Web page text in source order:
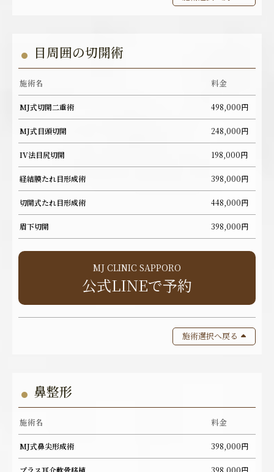
目周囲の切開術
施術名 料金
MJ式切開二重術 498,000円
MJ式目頭切開 248,000円
IV法目尻切開 198,000円
経結膜たれ目形成術 398,000円
切開式たれ目形成術 448,000円
眉下切開 398,000円
MJ CLINIC SAPPORO
公式LINEで予約
施術選択へ戻る
鼻整形
施術名 料金
MJ式鼻尖形成術 398,000円
プラス耳介軟骨移植 398,000円